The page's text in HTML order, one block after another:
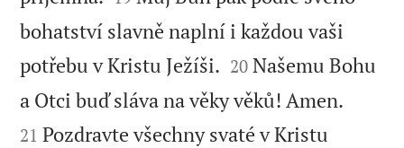
bohatství slavně naplní i každou vaši
potřebu v Kristu Ježíši. 

20 Našemu Bohu
a Otci buď sláva na věky věků! Amen.
21 Pozdravte všechny svaté v Kristu